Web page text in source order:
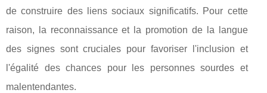
de construire des liens sociaux significatifs. Pour cette
raison, la reconnaissance et la promotion de la langue
des signes sont cruciales pour favoriser l'inclusion et
l'égalité des chances pour les personnes sourdes et
malentendantes.